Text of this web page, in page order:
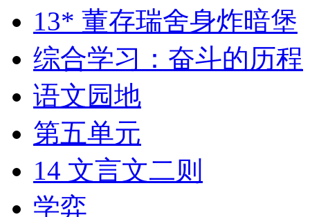
13* 董存瑞舍身炸暗堡
综合学习：奋斗的历程
语文园地
第五单元
14 文言文二则
学弈